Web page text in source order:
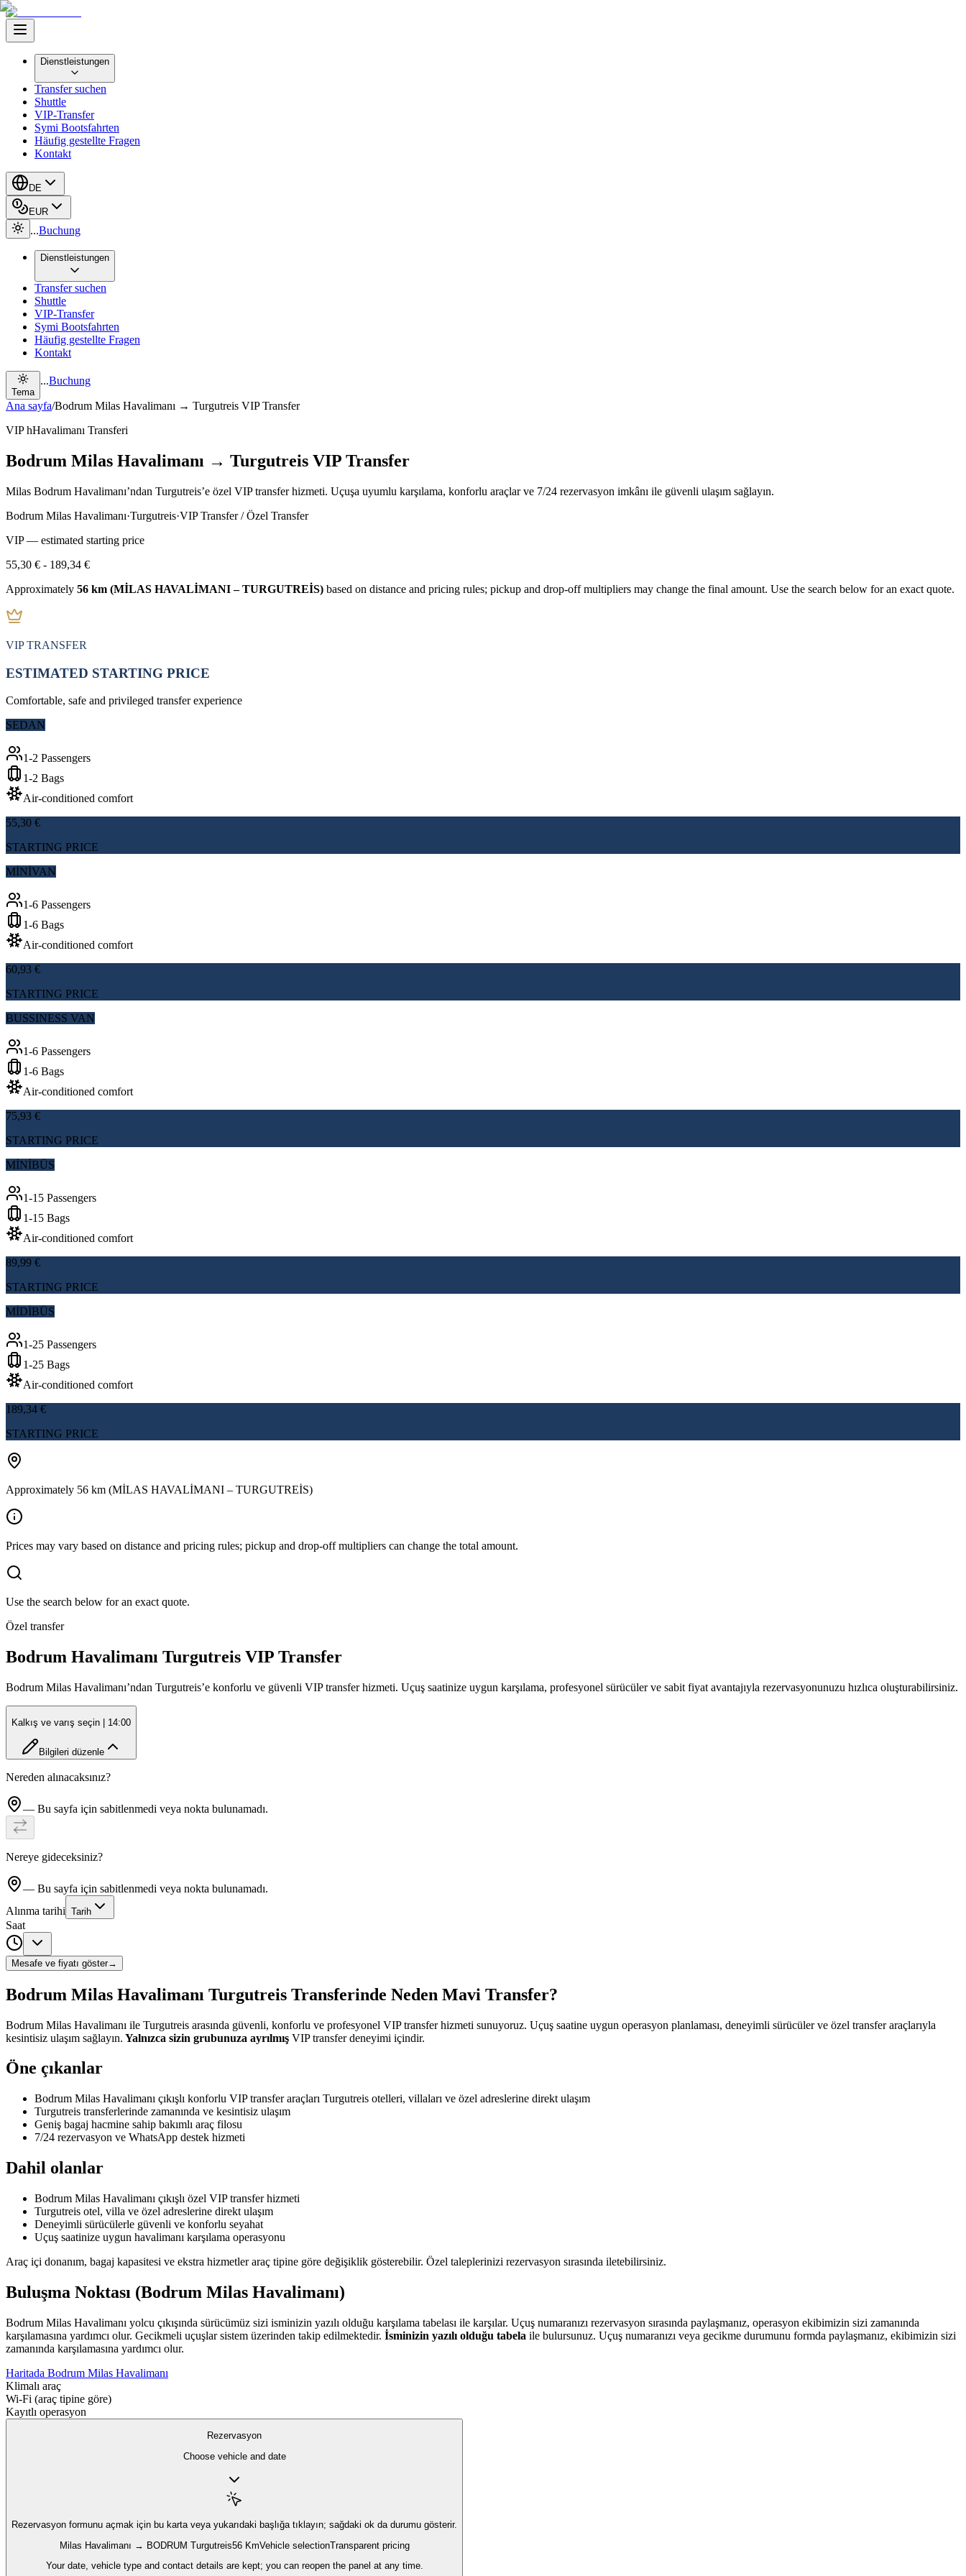
Dienstleistungen
Transfer suchen
Shuttle
VIP-Transfer
Symi Bootsfahrten
Häufig gestellte Fragen
Kontakt
DE
EUR
...Buchung
Dienstleistungen
Transfer suchen
Shuttle
VIP-Transfer
Symi Bootsfahrten
Häufig gestellte Fragen
Kontakt
Tema
...Buchung
Ana sayfa/Bodrum Milas Havalimanı → Turgutreis VIP Transfer
VIP hHavalimanı Transferi
Bodrum Milas Havalimanı → Turgutreis VIP Transfer
Milas Bodrum Havalimanı’ndan Turgutreis’e özel VIP transfer hizmeti. Uçuşa uyumlu karşılama, konforlu araçlar ve 7/24 rezervasyon imkânı ile güvenli ulaşım sağlayın.
Bodrum Milas Havalimanı·Turgutreis·VIP Transfer / Özel Transfer
VIP — estimated starting price
55,30 € - 189,34 €
Approximately 56 km (MİLAS HAVALİMANI – TURGUTREİS) based on distance and pricing rules; pickup and drop-off multipliers may change the final amount. Use the search below for an exact quote.
VIP TRANSFER
ESTIMATED STARTING PRICE
Comfortable, safe and privileged transfer experience
SEDAN
1-2 Passengers
1-2 Bags
Air-conditioned comfort
55,30 €
STARTING PRICE
MİNİVAN
1-6 Passengers
1-6 Bags
Air-conditioned comfort
60,93 €
STARTING PRICE
BUSSINESS VAN
1-6 Passengers
1-6 Bags
Air-conditioned comfort
75,93 €
STARTING PRICE
MİNİBÜS
1-15 Passengers
1-15 Bags
Air-conditioned comfort
89,99 €
STARTING PRICE
MİDİBÜS
1-25 Passengers
1-25 Bags
Air-conditioned comfort
189,34 €
STARTING PRICE
Approximately 56 km (MİLAS HAVALİMANI – TURGUTREİS)
Prices may vary based on distance and pricing rules; pickup and drop-off multipliers can change the total amount.
Use the search below for an exact quote.
Özel transfer
Bodrum Havalimanı Turgutreis VIP Transfer
Bodrum Milas Havalimanı’ndan Turgutreis’e konforlu ve güvenli VIP transfer hizmeti. Uçuş saatinize uygun karşılama, profesyonel sürücüler ve sabit fiyat avantajıyla rezervasyonunuzu hızlıca oluşturabilirsiniz.
Kalkış ve varış seçin | 14:00
Bilgileri düzenle
Nereden alınacaksınız?
— Bu sayfa için sabitlenmedi veya nokta bulunamadı.
Nereye gideceksiniz?
— Bu sayfa için sabitlenmedi veya nokta bulunamadı.
Alınma tarihi Tarih
Saat
Mesafe ve fiyatı göster→
Bodrum Milas Havalimanı Turgutreis Transferinde Neden Mavi Transfer?
Bodrum Milas Havalimanı ile Turgutreis arasında güvenli, konforlu ve profesyonel VIP transfer hizmeti sunuyoruz. Uçuş saatine uygun operasyon planlaması, deneyimli sürücüler ve özel transfer araçlarıyla
kesintisiz ulaşım sağlayın. Yalnızca sizin grubunuza ayrılmış VIP transfer deneyimi içindir.
Öne çıkanlar
Bodrum Milas Havalimanı çıkışlı konforlu VIP transfer araçları Turgutreis otelleri, villaları ve özel adreslerine direkt ulaşım
Turgutreis transferlerinde zamanında ve kesintisiz ulaşım
Geniş bagaj hacmine sahip bakımlı araç filosu
7/24 rezervasyon ve WhatsApp destek hizmeti
Dahil olanlar
Bodrum Milas Havalimanı çıkışlı özel VIP transfer hizmeti
Turgutreis otel, villa ve özel adreslerine direkt ulaşım
Deneyimli sürücülerle güvenli ve konforlu seyahat
Uçuş saatinize uygun havalimanı karşılama operasyonu
Araç içi donanım, bagaj kapasitesi ve ekstra hizmetler araç tipine göre değişiklik gösterebilir. Özel taleplerinizi rezervasyon sırasında iletebilirsiniz.
Buluşma Noktası (Bodrum Milas Havalimanı)
Bodrum Milas Havalimanı yolcu çıkışında sürücümüz sizi isminizin yazılı olduğu karşılama tabelası ile karşılar. Uçuş numaranızı rezervasyon sırasında paylaşmanız, operasyon ekibimizin sizi zamanında
karşılamasına yardımcı olur. Gecikmeli uçuşlar sistem üzerinden takip edilmektedir. İsminizin yazılı olduğu tabela ile bulursunuz. Uçuş numaranızı veya gecikme durumunu formda paylaşmanız, ekibimizin sizi
zamanında karşılamasına yardımcı olur.
Haritada Bodrum Milas Havalimanı
Klimalı araç
Wi‑Fi (araç tipine göre)
Kayıtlı operasyon
Rezervasyon
Choose vehicle and date
Rezervasyon formunu açmak için bu karta veya yukarıdaki başlığa tıklayın; sağdaki ok da durumu gösterir.
Milas Havalimanı → BODRUM Turgutreis56 KmVehicle selectionTransparent pricing
Your date, vehicle type and contact details are kept; you can reopen the panel at any time.